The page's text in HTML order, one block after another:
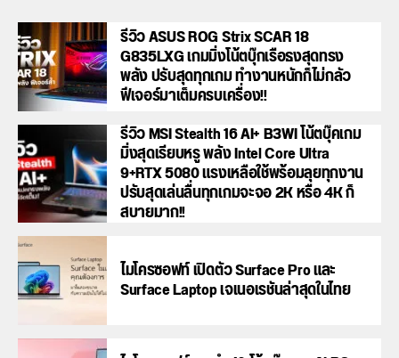
รีวิว ASUS ROG Strix SCAR 18
G835LXG เกมมิ่งโน้ตบุ๊กเรือธงสุดทรง
พลัง ปรับสุดทุกเกม ทำงานหนักก็ไม่กลัว
ฟีเจอร์มาเต็มครบเครื่อง!!
รีวิว MSI Stealth 16 AI+ B3WI โน้ตบุ๊คเกม
มิ่งสุดเรียบหรู พลัง Intel Core Ultra
9+RTX 5080 แรงเหลือใช้พร้อมลุยทุกงาน
ปรับสุดเล่นลื่นทุกเกมจะจอ 2K หรือ 4K ก็
สบายมาก!!
ไมโครซอฟท์ เปิดตัว Surface Pro และ
Surface Laptop เจเนอเรชันล่าสุดในไทย